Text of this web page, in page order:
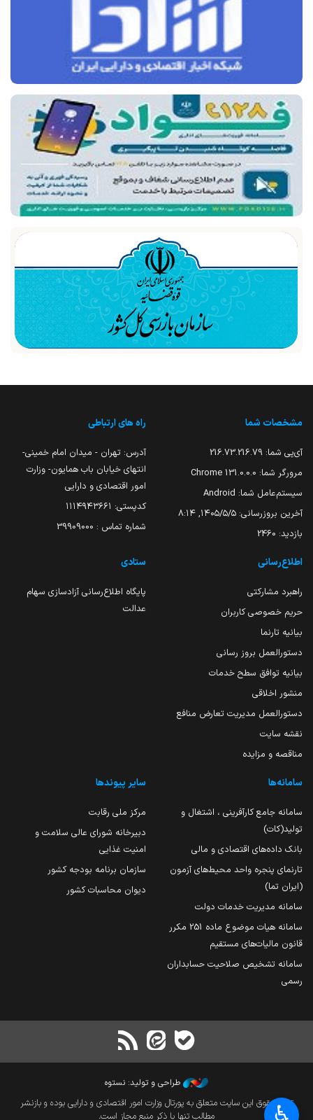
مشخصات شما
آی‌پی شما: 216.73.216.79
مرورگر شما: 131.0.0.0 Chrome
سیستم‌عامل شما: Android
آخرین بروزرسانی: ۱۴۰۵/۵/۵, ۸:۱۴
بازدید: 2460
راه های ارتباطی
آدرس: تهران - میدان امام خمینی-
انتهای خیابان باب همایون- وزارت
امور اقتصادی و دارایی
کدپستی: ۱۱۱۴۹۴۳۶۶۱
شماره تماس : 39909000
اطلاع‌رسانی
راهبرد مشارکتی
حریم خصوصی کاربران
بیانیه تارنما
دستورالعمل بروز رسانی
بیانیه توافق سطح خدمات
منشور اخلاقی
دستورالعمل مدیریت تعارض منافع
نقشه سایت
مناقصه و مزایده
ستادی
پایگاه اطلاع‌رسانی آزادسازی سهام
عدالت
سامانه‌ها
سامانه جامع کارآفرینی ، اشتغال و
تولید(کات)
بانک داده‌های اقتصادی و مالی
تارنمای پنجره واحد محیط‌های آزمون
(ایران تما)
سامانه مدیریت خدمات دولت
سامانه هیات موضوع ماده 251 مکرر
قانون مالیات‌های مستقیم
سامانه تشخیص صلاحیت حسابداران
رسمی
سایر پیوندها
مرکز ملی رقابت
دبیرخانه شورای عالی سلامت و
امنیت غذایی
سازمان برنامه بودجه کشور
دیوان محاسبات کشور
طراحی و تولید: نستوه
تمام حقوق این سایت متعلق به پورتال وزارت امور اقتصادی و دارایی بوده و بازنشر
مطالب تنها با ذکر منبع مجاز است.
♿︎